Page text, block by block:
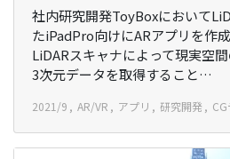
社内研究開発ToyBoxにおいて
たiPadPro向けにARアプリを作
LiDARスキャナによって現実空
3次元データを取得すること…
2021/9 AR/VR アプリ 研究開発